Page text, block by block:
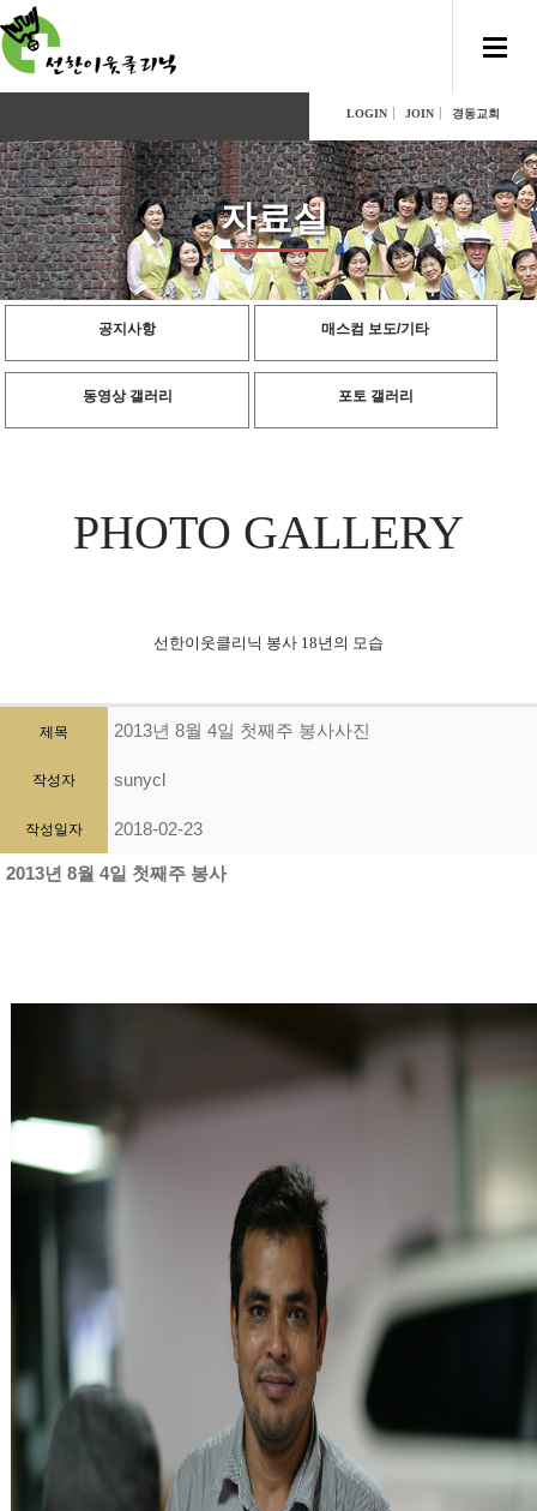
LOGIN JOIN 경동교회
자료실
공지사항 매스컴 보도/기타
동영상 갤러리 포토 갤러리
PHOTO GALLERY
선한이웃클리닉 봉사 18년의 모습
제목 2013년 8월 4일 첫째주 봉사사진
작성자 sunycl
작성일자 2018-02-23
2013년 8월 4일 첫째주 봉사